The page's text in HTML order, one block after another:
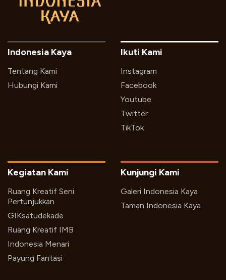
Indonesia Kaya
Tentang Kami
Hubungi Kami
Ikuti Kami
Instagram
Facebook
Youtube
Twitter
TikTok
Kegiatan Kami
Ruang Kreatif Seni
Pertunjukkan
GIKsatudekade
Ruang Kreatif IMB
Indonesia Menari
Payung Fantasi
Kunjungi Kami
Galeri Indonesia Kaya
Taman Indonesia Kaya